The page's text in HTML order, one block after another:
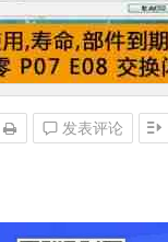
发表评论